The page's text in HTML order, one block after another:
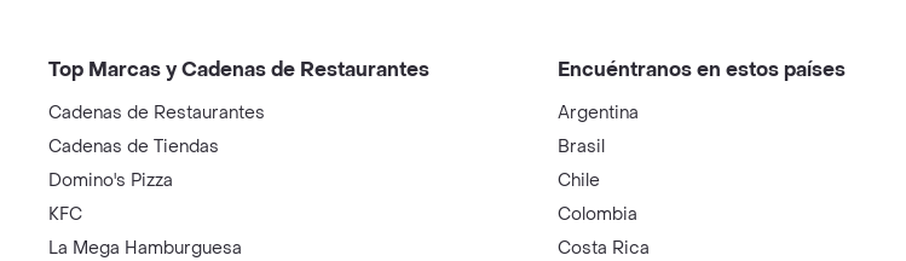
Top Marcas y Cadenas de Restaurantes
Cadenas de Restaurantes
Cadenas de Tiendas
Domino's Pizza
KFC
La Mega Hamburguesa
Encuéntranos en estos países
Argentina
Brasil
Chile
Colombia
Costa Rica